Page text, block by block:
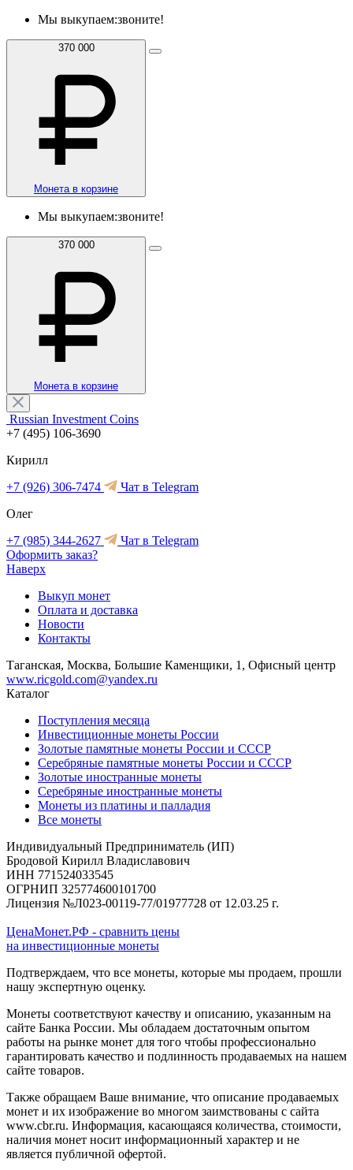
Мы выкупаем:звоните!
370 000
Монета в корзине
Мы выкупаем:звоните!
370 000
Монета в корзине
Russian Investment Coins
+7 (495) 106-3690
Кирилл
+7 (926) 306-7474
Чат в Telegram
Олег
+7 (985) 344-2627
Чат в Telegram
Оформить заказ?
Наверх
Выкуп монет
Оплата и доставка
Новости
Контакты
Таганская, Москва, Большие Каменщики, 1, Офисный центр
www.ricgold.com@yandex.ru
Каталог
Поступления месяца
Инвестиционные монеты России
Золотые памятные монеты России и СССР
Серебряные памятные монеты России и СССР
Золотые иностранные монеты
Серебряные иностранные монеты
Монеты из платины и палладия
Все монеты
Индивидуальный Предприниматель (ИП)
Бродовой Кирилл Владиславович
ИНН 771524033545
ОГРНИП 325774600101700
Лицензия №Л023-00119-77/01977728 от 12.03.25 г.
ЦенаМонет.РФ - сравнить цены
на инвестиционные монеты
Подтверждаем, что все монеты, которые мы продаем, прошли
нашу экспертную оценку.
Монеты соответствуют качеству и описанию, указанным на
сайте Банка России. Мы обладаем достаточным опытом
работы на рынке монет для того чтобы профессионально
гарантировать качество и подлинность продаваемых на нашем
сайте товаров.
Также обращаем Ваше внимание, что описание продаваемых
монет и их изображение во многом заимствованы с сайта
www.cbr.ru. Информация, касающаяся количества, стоимости,
наличия монет носит информационный характер и не
является публичной офертой.